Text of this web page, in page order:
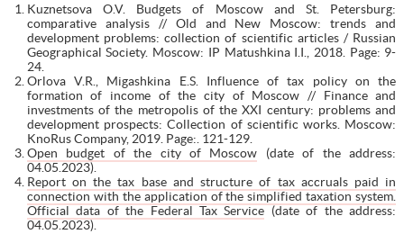
Kuznetsova O.V. Budgets of Moscow and St. Petersburg:
comparative analysis // Old and New Moscow: trends and
development problems: collection of scientific articles / Russian
Geographical Society. Moscow: IP Matushkina I.I., 2018. Page: 9-
24.
Orlova V.R., Migashkina E.S. Influence of tax policy on the
formation of income of the city of Moscow // Finance and
investments of the metropolis of the XXI century: problems and
development prospects: Collection of scientific works. Moscow:
KnoRus Company, 2019. Page:. 121-129.
Open budget of the city of Moscow (date of the address:
04.05.2023).
Report on the tax base and structure of tax accruals paid in
connection with the application of the simplified taxation system.
Official data of the Federal Tax Service (date of the address:
04.05.2023).